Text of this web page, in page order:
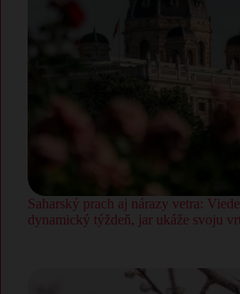
Saharský prach aj nárazy vetra:
dynamický týždeň, jar ukáže svoju